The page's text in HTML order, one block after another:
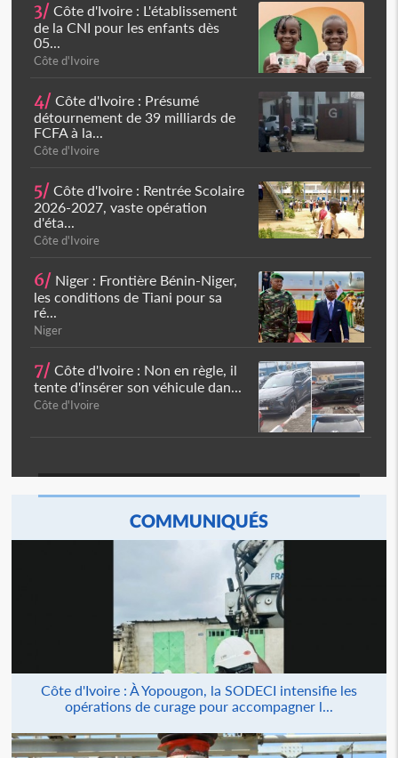
3/ Côte d'Ivoire : L'établissement
de la CNI pour les enfants dès
05...
Côte d'Ivoire
4/ Côte d'Ivoire : Présumé
détournement de 39 milliards de
FCFA à la...
Côte d'Ivoire
5/ Côte d'Ivoire : Rentrée Scolaire
2026-2027, vaste opération
d'éta...
Côte d'Ivoire
6/ Niger : Frontière Bénin-Niger,
les conditions de Tiani pour sa
ré...
Niger
7/ Côte d'Ivoire : Non en règle, il
tente d'insérer son véhicule dan...
Côte d'Ivoire
COMMUNIQUÉS
Côte d'Ivoire : À Yopougon, la SODECI intensifie les
opérations de curage pour accompagner l...